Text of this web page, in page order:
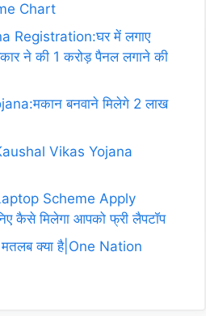
Chart
Registration:घर में लगाए
ने की 1 करोड़ पैनल लगाने की
बनवाने मिलेगे 2 लाख
Vikas Yojana
Scheme Apply
कैसे मिलेगा आपको फ्री लैपटॉप
क्या है|One Nation